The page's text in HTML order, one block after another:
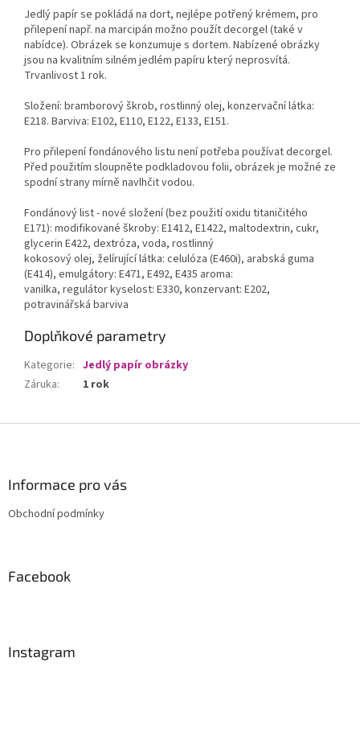
Jedlý papír se pokládá na dort, nejlépe potřený krémem, pro
přilepení např. na marcipán možno použít decorgel (také v
nabídce). Obrázek se konzumuje s dortem. Nabízené obrázky
jsou na kvalitním silném jedlém papíru který neprosvítá.
Trvanlivost 1 rok.
Složení: bramborový škrob, rostlinný olej, konzervační látka:
E218. Barviva: E102, E110, E122, E133, E151.
Pro přilepení fondánového listu není potřeba používat decorgel.
Před použitím sloupněte podkladovou folii, obrázek je možné ze
spodní strany mírně navlhčit vodou.
Fondánový list - nové složení (bez použití oxidu titaničitého
E171): modifikované škroby: E1412, E1422, maltodextrin, cukr,
glycerin E422, dextróza, voda, rostlinný
kokosový olej, želírující látka: celulóza (E460i), arabská guma
(E414), emulgátory: E471, E492, E435 aroma:
vanilka, regulátor kyselost: E330, konzervant: E202,
potravinářská barviva
Doplňkové parametry
Kategorie: Jedlý papír obrázky
Záruka: 1 rok
Informace pro vás
Obchodní podmínky
Facebook
Instagram